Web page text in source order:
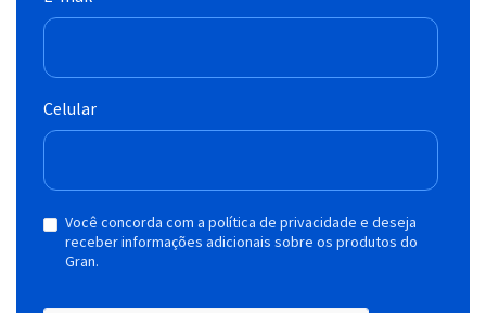
Celular
Você concorda com a política de privacidade e deseja
receber informações adicionais sobre os produtos do
Gran.